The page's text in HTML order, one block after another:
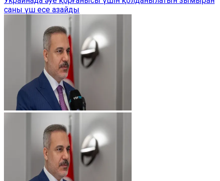
саны үш есе азайды